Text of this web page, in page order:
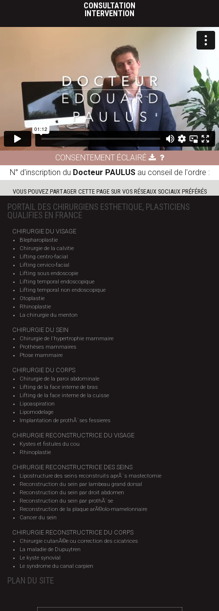
CONSULTATION
INTERVENTION
CONSENTEMENT ÉCLAIRÉ
N° d'inscription du Docteur PAULUSau conseil de l'ordre :
VOUS POUVEZ PARTAGER CETTE PAGE SUR VOS RÉSEAUX SOCIAUX PRÉFÉRÉS
PORTAIL DES CHIRURGIENS ESTHETIQUE, PLASTICIENS
QUALIFIES EN FRANCE
CHIRURGIE DU VISAGE
Blepharoplastie
Chirurgie de la calvitie
Lifting centro-facial
Lifting cervico-facial
Lifting sous endoscopie
Lifting temporal endoscopique
Lifting temporal non endoscopique
Otoplastie
Rhinoplastie
La chirurgie du menton
CHIRURGIE DU SEIN
Chirurgie de l'hypertrophie mammaire
Prothèses mammaires
Ptose mammaire
CHIRURGIE DU CORPS
Chirurgie de la paroi abdominale
Lifting de la face interne de bras
Lifting de la face interne de la cuisse
Lipoaspiration
Lipomodelage
Implantation de prothÃ¨ses fessieres
CHIRURGIE RECONSTRUCTRICE DU VISAGE
Kystes et fistules du cou
Rhinoplastie
CHIRURGIE RECONSTRUCTRICE DES SEINS
Lipostructure des seins reconstruits aprÃ¨s mastectomie
Reconstruction du sein par lambeau grand dorsal
Reconstruction du sein par droit abdomen
Reconstruction du sein par prothÃ¨se
Reconstruction de la plaque arÃ©olo-mamelonnaire
Cancer du sein
CHIRURGIE RECONSTRUCTRICE DU CORPS
Chirurgie cutanÃ©e ou correction des cicatrices
La maladie de Dupuytren
Le kyste synovial
Le syndrome du canal carpien
PLAN DU SITE